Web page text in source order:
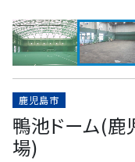
鹿児島市
鴨池ドーム(
場)